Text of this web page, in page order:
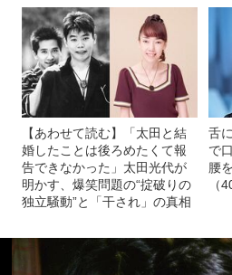
【あわせて読む】「太田と結
婚したことは後ろめたくて報
告できなかった」太田光代が
明かす、爆笑問題の“掟破りの
独立騒動”と「干され」の真相
舌
で
腰
（